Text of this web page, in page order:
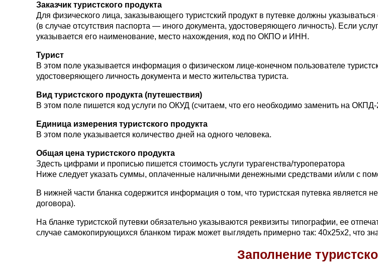
Заказчик туристского продукта
Для физического лица, заказывающего туристский продукт в путевке должны
(в случае отсутствия паспорта — иного документа, удостоверяющего личность). Если
указывается его наименование, место нахождения, код по ОКПО и ИНН.
Турист
В этом поле указывается информация о физическом лице-конечном пользователе
удостоверяющего личность документа и место жительства туриста.
Вид туристского продукта (путешествия)
В этом поле пишется код услуги по ОКУД (считаем, что его необходимо заменить на ОКПД-
Единица измерения туристского продукта
В этом поле указывается количество дней на одного человека.
Общая цена туристского продукта
Здесть цифрами и прописью пишется стоимость услуги турагенства/туроператора
Ниже следует указать суммы, оплаченные наличными денежными средствами и/или с
В нижней части бланка содержится информация о том, что туристская путевка является
договора).
На бланке туристской путевки обязательно указываются реквизиты типографии, ее
случае самокопирующихся бланком тираж может выглядеть примерно так: 40х25х2, что
Заполнение